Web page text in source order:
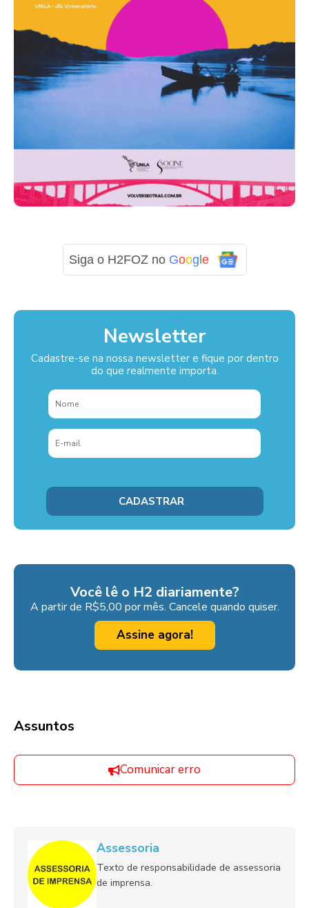
Siga o H2FOZ no Google
Newsletter
Cadastre-se na nossa newsletter e fique por dentro
do que realmente importa.
Você lê o H2 diariamente?
A partir de R$5,00 por mês. Cancele quando quiser.
Assine agora!
Assuntos
Comunicar erro
Assessoria
Texto de responsabilidade de assessoria
de imprensa.